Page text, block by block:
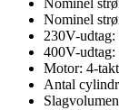
Nominel
Nominel
230V-udtag:
400V-udtag:
Motor: 4-
Antal